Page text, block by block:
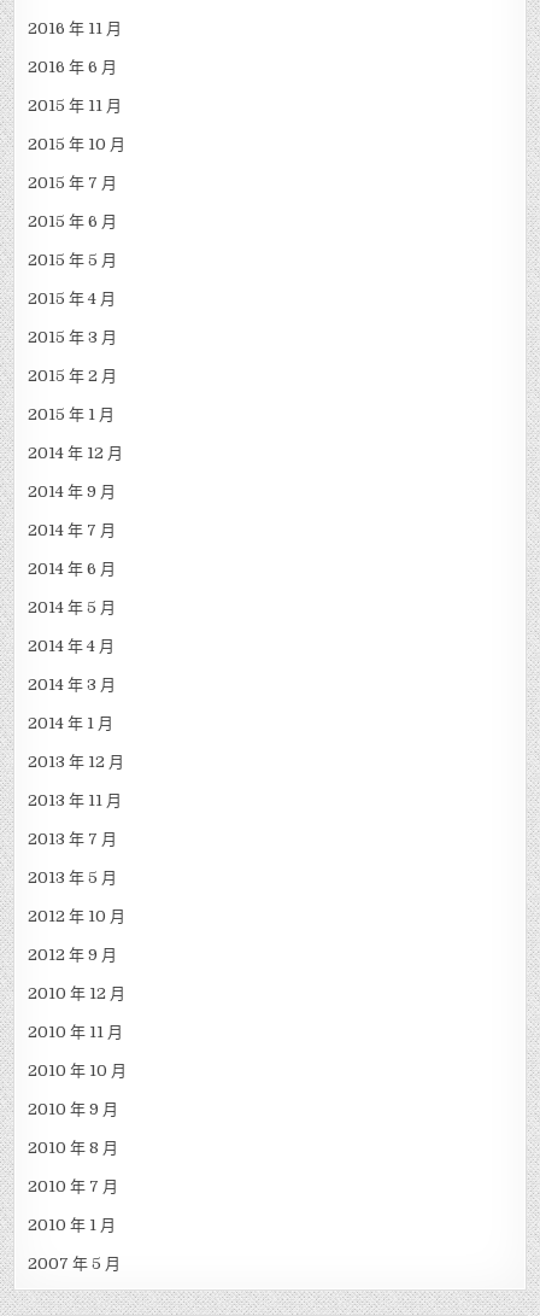
2016 年 11 月
2016 年 6 月
2015 年 11 月
2015 年 10 月
2015 年 7 月
2015 年 6 月
2015 年 5 月
2015 年 4 月
2015 年 3 月
2015 年 2 月
2015 年 1 月
2014 年 12 月
2014 年 9 月
2014 年 7 月
2014 年 6 月
2014 年 5 月
2014 年 4 月
2014 年 3 月
2014 年 1 月
2013 年 12 月
2013 年 11 月
2013 年 7 月
2013 年 5 月
2012 年 10 月
2012 年 9 月
2010 年 12 月
2010 年 11 月
2010 年 10 月
2010 年 9 月
2010 年 8 月
2010 年 7 月
2010 年 1 月
2007 年 5 月